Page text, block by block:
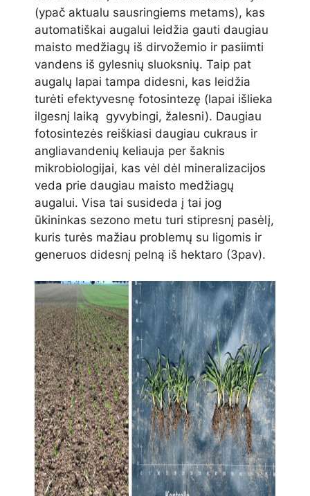
(ypač aktualu sausringiems metams), kas
automatiškai augalui leidžia gauti daugiau
maisto medžiagų iš dirvožemio ir pasiimti
vandens iš gylesnių sluoksnių. Taip pat
augalų lapai tampa didesni, kas leidžia
turėti efektyvesnę fotosintezę (lapai išlieka
ilgesnį laiką gyvybingi, žalesni). Daugiau
fotosintezės reiškiasi daugiau cukraus ir
angliavandenių keliauja per šaknis
mikrobiologijai, kas vėl dėl mineralizacijos
veda prie daugiau maisto medžiagų
augalui. Visa tai susideda į tai jog
ūkininkas sezono metu turi stipresnį pasėlį,
kuris turės mažiau problemų su ligomis ir
generuos didesnį pelną iš hektaro (3pav).